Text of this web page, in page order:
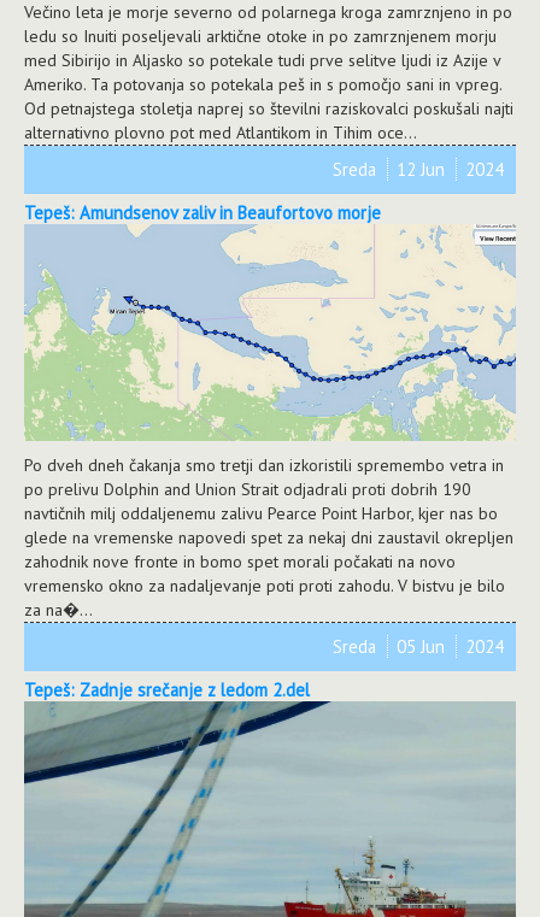
Večino leta je morje severno od polarnega kroga zamrznjeno in po
ledu so Inuiti poseljevali arktične otoke in po zamrznjenem morju
med Sibirijo in Aljasko so potekale tudi prve selitve ljudi iz Azije v
Ameriko. Ta potovanja so potekala peš in s pomočjo sani in vpreg.
Od petnajstega stoletja naprej so številni raziskovalci poskušali najti
alternativno plovno pot med Atlantikom in Tihim oce...
Tepeš: Amundsenov zaliv in Beaufortovo morje
Po dveh dneh čakanja smo tretji dan izkoristili spremembo vetra in
po prelivu Dolphin and Union Strait odjadrali proti dobrih 190
navtičnih milj oddaljenemu zalivu Pearce Point Harbor, kjer nas bo
glede na vremenske napovedi spet za nekaj dni zaustavil okrepljen
zahodnik nove fronte in bomo spet morali počakati na novo
vremensko okno za nadaljevanje poti proti zahodu. V bistvu je bilo
za na�...
Sreda 12 Jun 2024
Tepeš: Zadnje srečanje z ledom 2.del
Sreda 05 Jun 2024